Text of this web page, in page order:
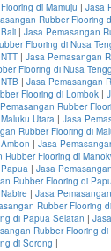
di Mamuju | Jasa
Rubber Flooring
| Jasa Pemasangan
Flooring di Nusa
| Jasa Pemasangan
Flooring di Nusa
| Jasa Pemasangan
Flooring di Lombok |
Rubber
Utara | Jasa
Rubber Flooring di
| Jasa
Rubber Flooring di
| Jasa
Rubber Flooring di
| Jasa
Rubber Flooring
di Papua Selatan |
Rubber Flooring
di Sorong |